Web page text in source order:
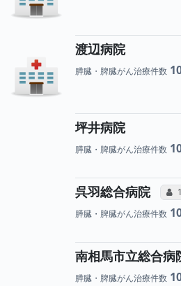
渡辺病院
膵臓・脾臓がん治療件数
坪井病院
膵臓・脾臓がん治療件数
呉羽総合病院 1
膵臓・脾臓がん治療件数
南相馬市立総合病
膵臓・脾臓がん治療件数